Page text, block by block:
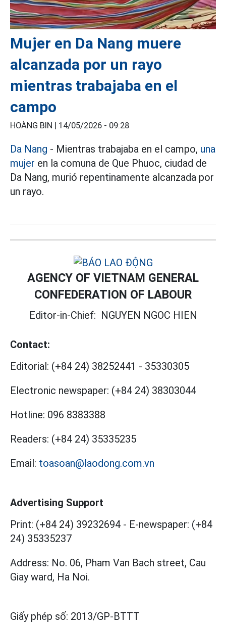
Mujer en Da Nang muere
alcanzada por un rayo
mientras trabajaba en el
campo
HOÀNG BIN | 14/05/2026 - 09:28
Da Nang - Mientras trabajaba en el campo, una
mujer en la comuna de Que Phuoc, ciudad de
Da Nang, murió repentinamente alcanzada por
un rayo.
AGENCY OF VIETNAM GENERAL
CONFEDERATION OF LABOUR
Editor-in-Chief: NGUYEN NGOC HIEN
Contact:
Editorial: (+84 24) 38252441 - 35330305
Electronic newspaper: (+84 24) 38303044
Hotline: 096 8383388
Readers: (+84 24) 35335235
Email: toasoan@laodong.com.vn
Advertising Support
Print: (+84 24) 39232694 - E-newspaper: (+84
24) 35335237
Address: No. 06, Pham Van Bach street, Cau
Giay ward, Ha Noi.
Giấy phép số: 2013/GP-BTTT